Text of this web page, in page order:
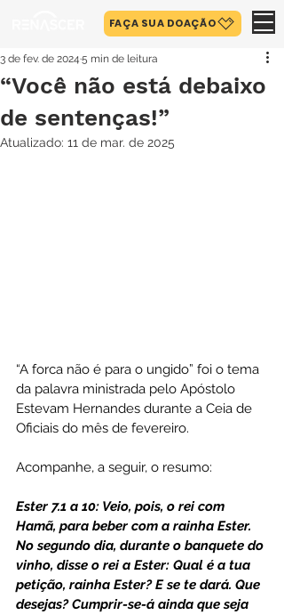
FAÇA SUA DOAÇÃO
“Você não está debaixo
de sentenças!”
3 de fev. de 2024 5 min de leitura
Atualizado: 11 de mar. de 2025
“A forca não é para o ungido” foi o tema
da palavra ministrada pelo Apóstolo
Estevam Hernandes durante a Ceia de
Oficiais do mês de fevereiro.
Acompanhe, a seguir, o resumo:
Ester 7.1 a 10: Veio, pois, o rei com
Hamã, para beber com a rainha Ester.
No segundo dia, durante o banquete do
vinho, disse o rei a Ester: Qual é a tua
petição, rainha Ester? E se te dará. Que
desejas? Cumprir-se-á ainda que seja